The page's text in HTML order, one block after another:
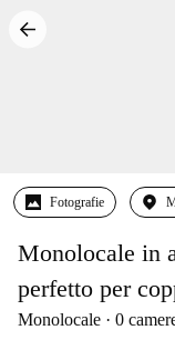
Fotografie
Monolocale in
perfetto per
Monolocale 0